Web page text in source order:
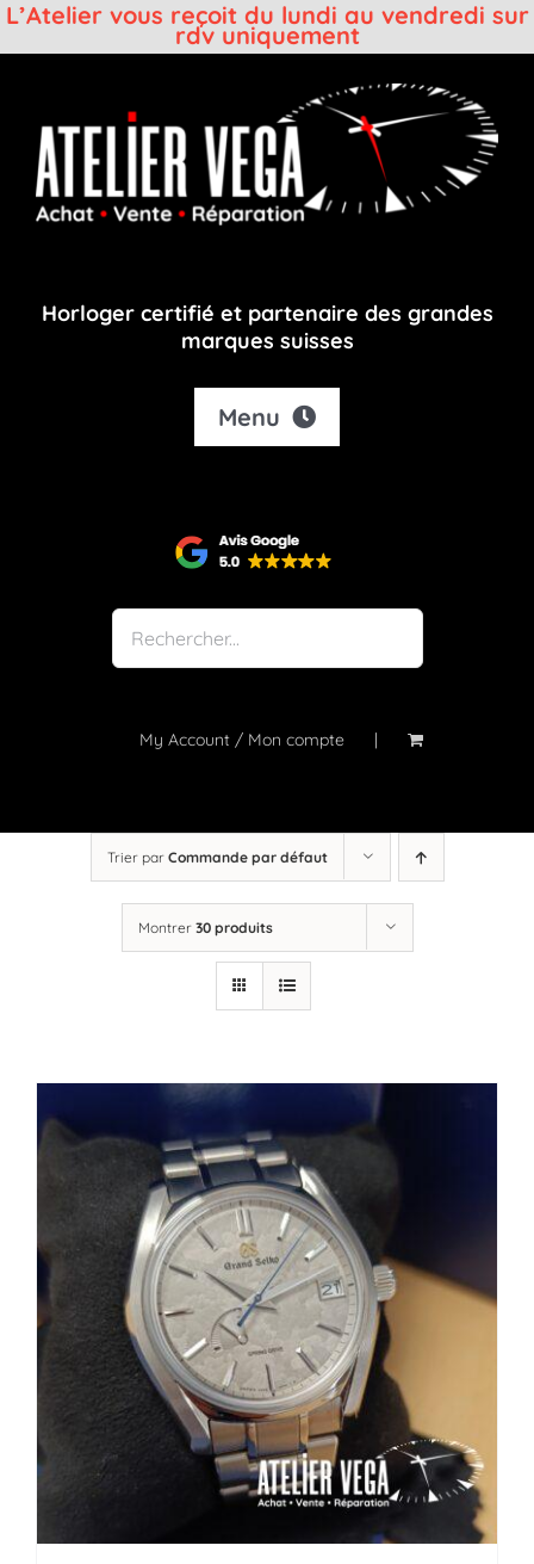
L’Atelier vous reçoit du lundi au vendredi sur
rdv uniquement
contenu
Horloger certifié et partenaire des grandes
marques suisses
Menu
Shop
Notre atelier
À propos
Blog
My Account / Mon compte
Trier par Commande par défaut
Montrer 30 produits